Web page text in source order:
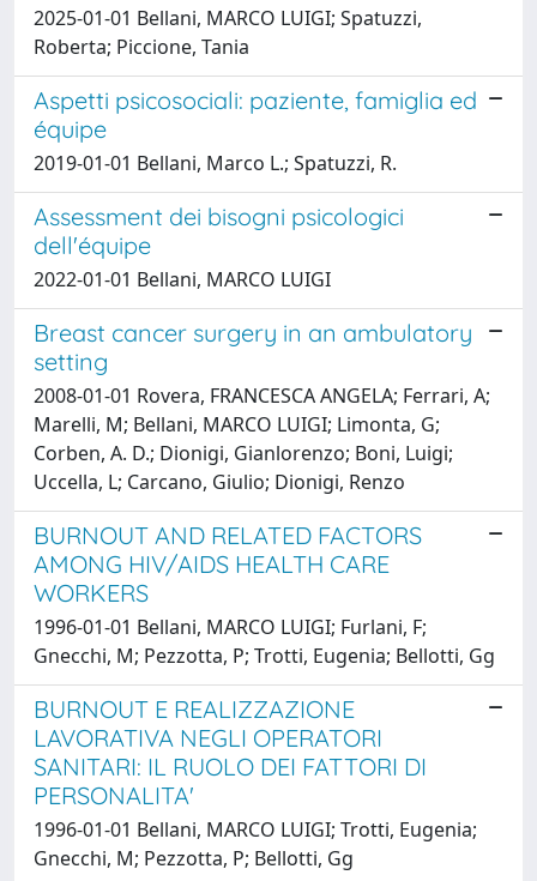
2025-01-01 Bellani, MARCO LUIGI; Spatuzzi,
Roberta; Piccione, Tania
Aspetti psicosociali: paziente, famiglia ed
équipe
2019-01-01 Bellani, Marco L.; Spatuzzi, R.
Assessment dei bisogni psicologici
dell'équipe
2022-01-01 Bellani, MARCO LUIGI
Breast cancer surgery in an ambulatory
setting
2008-01-01 Rovera, FRANCESCA ANGELA; Ferrari, A;
Marelli, M; Bellani, MARCO LUIGI; Limonta, G;
Corben, A. D.; Dionigi, Gianlorenzo; Boni, Luigi;
Uccella, L; Carcano, Giulio; Dionigi, Renzo
BURNOUT AND RELATED FACTORS
AMONG HIV/AIDS HEALTH CARE
WORKERS
1996-01-01 Bellani, MARCO LUIGI; Furlani, F;
Gnecchi, M; Pezzotta, P; Trotti, Eugenia; Bellotti, Gg
BURNOUT E REALIZZAZIONE
LAVORATIVA NEGLI OPERATORI
SANITARI: IL RUOLO DEI FATTORI DI
PERSONALITA'
1996-01-01 Bellani, MARCO LUIGI; Trotti, Eugenia;
Gnecchi, M; Pezzotta, P; Bellotti, Gg